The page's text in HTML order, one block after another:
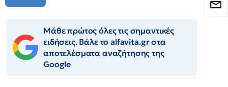
Μάθε πρώτος όλες τις σημαντικές
ειδήσεις. Βάλε το alfavita.gr στα
αποτελέσματα αναζήτησης της
Google